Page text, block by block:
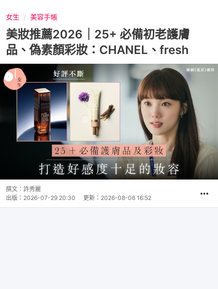
女生 美容手帳
美妝推薦2026｜25+ 必備初老護膚
品、偽素顏彩妝：CHANEL、fresh
撰文： 許秀麗
出版： 2026-07-29 20:30 更新： 2026-08-06 16:52